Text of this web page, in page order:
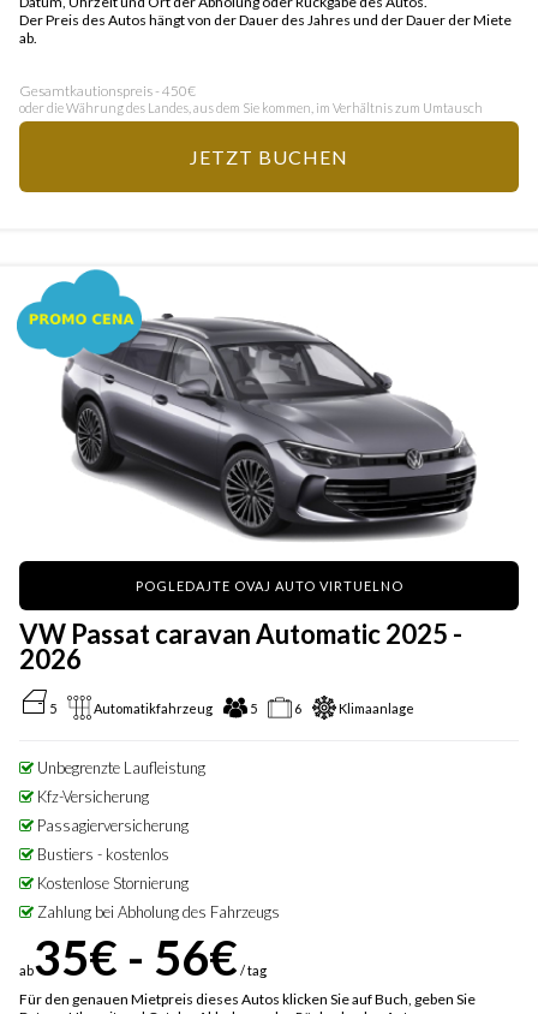
Der Preis des Autos hängt von der Dauer des Jahres und der Dauer der Miete
ab.
Gesamtkautionspreis - 450€
oder die Währung des Landes, aus dem Sie kommen, im Verhältnis zum Umtausch
JETZT BUCHEN
POGLEDAJTE OVAJ AUTO VIRTUELNO
VW Passat caravan Automatic 2025 -
2026
5 Automatikfahrzeug 5 6 Klimaanlage
Unbegrenzte Laufleistung
Kfz-Versicherung
Passagierversicherung
Bustiers - kostenlos
Kostenlose Stornierung
Zahlung bei Abholung des Fahrzeugs
ab35€ - 56€ / tag
Für den genauen Mietpreis dieses Autos klicken Sie auf Buch, geben Sie